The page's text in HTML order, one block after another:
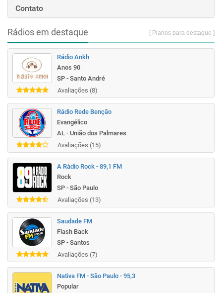
Contato
Rádios em destaque [ Planos para destaque ]
Rádio Ankh
Anos 90
SP - Santo André
Avaliações (8)
Rádio Rede Benção
Evangélico
AL - União dos Palmares
Avaliações (15)
A Rádio Rock - 89,1 FM
Rock
SP - São Paulo
Avaliações (13)
Saudade FM
Flash Back
SP - Santos
Avaliações (7)
Nativa FM - São Paulo - 95,3
Popular